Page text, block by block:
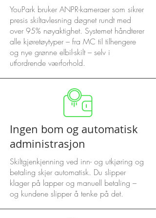
YouPark bruker ANPR-kameraer som sikrer
presis skiltavlesning døgnet rundt med
over 95% nøyaktighet. Systemet håndterer
alle kjøretøytyper – fra MC til tilhengere
og nye grønne elbil-skilt – selv i
utfordrende værforhold.
Ingen bom og automatisk
administrasjon
Skiltgjenkjenning ved inn- og utkjøring og
betaling skjer automatisk. Du slipper
klager på lapper og manuell betaling –
og kundene slipper å tenke på det.